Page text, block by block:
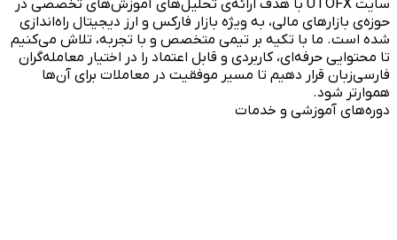
سایت UTOFX با هدف ارائه‌ی تحلیل‌های آموزش‌های تخصصی در
حوزه‌ی بازارهای مالی، به ویژه بازار فارکس و ارز دیجیتال راه‌اندازی
شده است. ما با تکیه بر تیمی متخصص و با تجربه، تلاش می‌کنیم
تا محتوایی حرفه‌ای، کاربردی و قابل اعتماد را در اختیار معامله‌گران
فارسی‌زبان قرار دهیم تا مسیر موفقیت در معاملات برای آن‌ها
هموارتر شود.
دوره‌های آموزشی و خدمات